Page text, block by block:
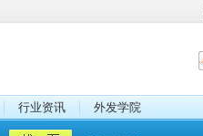
行业资讯 外发学院